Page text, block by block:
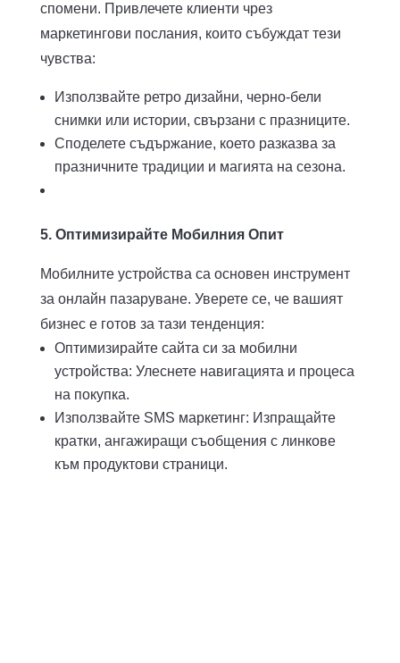
спомени. Привлечете клиенти чрез
маркетингови послания, които събуждат тези
чувства:
Използвайте ретро дизайни, черно-бели
снимки или истории, свързани с празниците.
Споделете съдържание, което разказва за
празничните традиции и магията на сезона.
5. Оптимизирайте Мобилния Опит
Мобилните устройства са основен инструмент
за онлайн пазаруване. Уверете се, че вашият
бизнес е готов за тази тенденция:
Оптимизирайте сайта си за мобилни
устройства: Улеснете навигацията и процеса
на покупка.
Използвайте SMS маркетинг: Изпращайте
кратки, ангажиращи съобщения с линкове
към продуктови страници.